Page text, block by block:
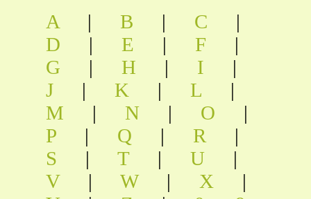
A | B | C
|
D
| E | F
|
G
| H | I
|
J
| K | L
|
M
| N | O
|
P
| Q | R
|
S
| T | U
|
V
| W | X
|